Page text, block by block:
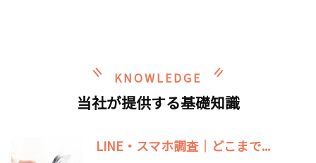
KNOWLEDGE
当社が提供する基礎知識
LINE・スマホ調査｜どこまで...